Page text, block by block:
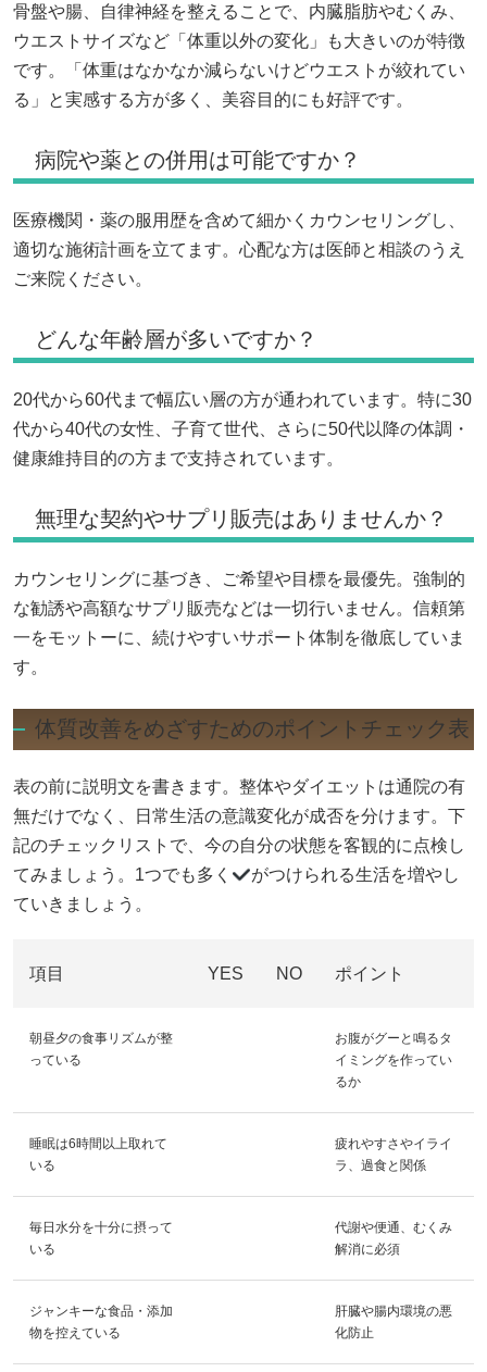
骨盤や腸、自律神経を整えることで、内臓脂肪やむくみ、
ウエストサイズなど「体重以外の変化」も大きいのが特徴
です。「体重はなかなか減らないけどウエストが絞れてい
る」と実感する方が多く、美容目的にも好評です。
病院や薬との併用は可能ですか？
医療機関・薬の服用歴を含めて細かくカウンセリングし、
適切な施術計画を立てます。心配な方は医師と相談のうえ
ご来院ください。
どんな年齢層が多いですか？
20代から60代まで幅広い層の方が通われています。特に30
代から40代の女性、子育て世代、さらに50代以降の体調・
健康維持目的の方まで支持されています。
無理な契約やサプリ販売はありませんか？
カウンセリングに基づき、ご希望や目標を最優先。強制的
な勧誘や高額なサプリ販売などは一切行いません。信頼第
一をモットーに、続けやすいサポート体制を徹底していま
す。
体質改善をめざすためのポイントチェック表
表の前に説明文を書きます。整体やダイエットは通院の有
無だけでなく、日常生活の意識変化が成否を分けます。下
記のチェックリストで、今の自分の状態を客観的に点検し
てみましょう。1つでも多く
がつけられる生活を増やし
ていきましょう。
項目 YES NO ポイント
朝昼夕の食事リズムが整
っている
お腹がグーと鳴るタ
イミングを作ってい
るか
睡眠は6時間以上取れて
いる
疲れやすさやイライ
ラ、過食と関係
毎日水分を十分に摂って
いる
代謝や便通、むくみ
解消に必須
ジャンキーな食品・添加
物を控えている
肝臓や腸内環境の悪
化防止